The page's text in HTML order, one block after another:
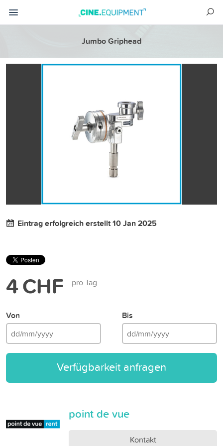
Jumbo Griphead
Eintrag erfolgreich erstellt 10 Jan 2025
4 CHF pro Tag
Von Bis
Verfügbarkeit anfragen
point de vue
Kontakt